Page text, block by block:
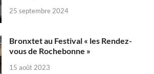
25 septembre 2024
Bronxtet au Festival « les Rendez-
vous de Rochebonne »
15 août 2023